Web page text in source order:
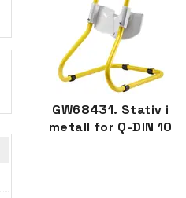
GW68431. Stativ i
metall for Q-DIN 10